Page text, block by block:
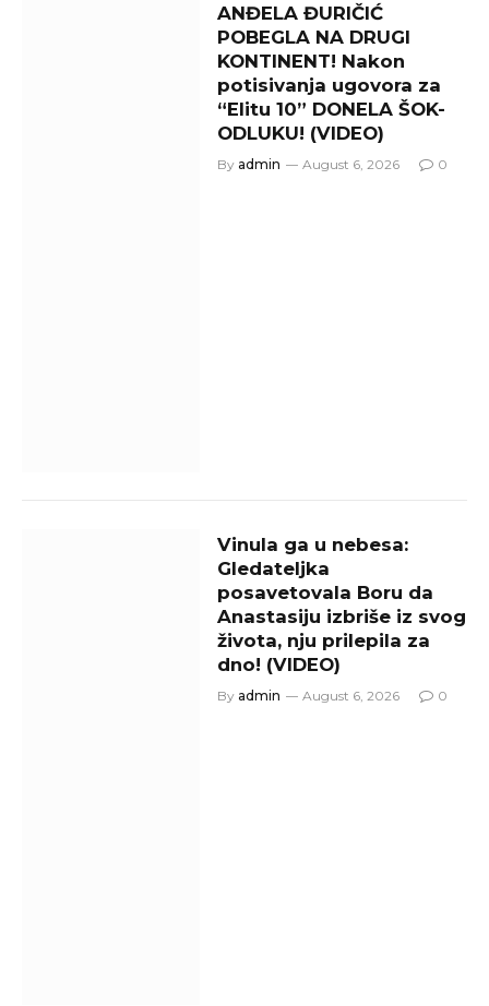
ANĐELA ĐURIČIĆ
POBEGLA NA DRUGI
KONTINENT! Nakon
potisivanja ugovora za
“Elitu 10” DONELA ŠOK-
ODLUKU! (VIDEO)
By admin August 6, 2026 0
Vinula ga u nebesa:
Gledateljka
posavetovala Boru da
Anastasiju izbriše iz svog
života, nju prilepila za
dno! (VIDEO)
By admin August 6, 2026 0